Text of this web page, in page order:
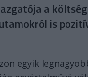
a
is
egyik